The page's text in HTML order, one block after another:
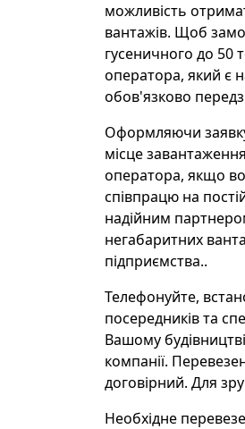
можливість
вантажів. Щоб
гусеничного до 50
оператора, який є
обов'язково
Оформляючи
місце
оператора, якщо
співпрацю на
надійним
негабаритних
підприємства..
Телефонуйте,
посередників та
Вашому
компанії.
договірний. Для
Необхідне